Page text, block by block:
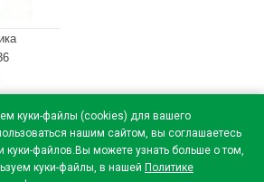
куки-файлы (cookies) для вашего
нашим сайтом, вы соглашаетесь
куки-файлов.Вы можете узнать больше о том,
куки-файлы, в нашей Политике
152